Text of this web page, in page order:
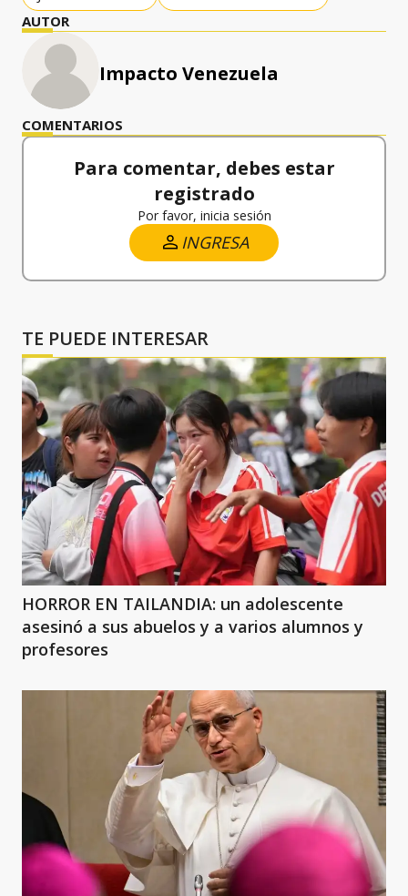
AUTOR
Impacto Venezuela
COMENTARIOS
Para comentar, debes estar
registrado
Por favor, inicia sesión
INGRESA
TE PUEDE INTERESAR
HORROR EN TAILANDIA: un adolescente
asesinó a sus abuelos y a varios alumnos y
profesores